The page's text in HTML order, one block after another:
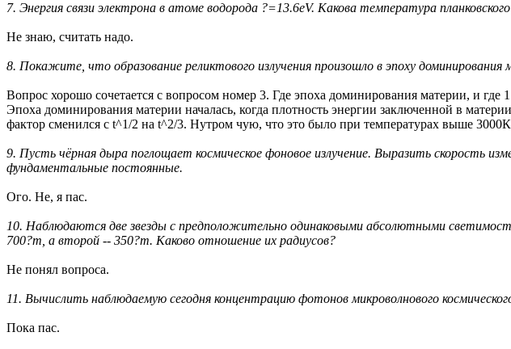
7. Энергия связи электрона в атоме водорода ?=13.6eV. Какова температура
Не знаю, считать надо.
8. Покажите, что образование реликтового излучения произошло в эпоху доминирования
Вопрос хорошо сочетается с вопросом номер 3. Где эпоха доминирования материи, и где
Эпоха доминирования материи началась, когда плотность энергии заключенной в
фактор сменился с t^1/2 на t^2/3. Нутром чую, что это было при температурах выше
9. Пусть чёрная дыра поглощает космическое фоновое излучение. Выразить скорость
фундаментальные постоянные.
Ого. Не, я пас.
10. Наблюдаются две звезды с предположительно одинаковыми абсолютными
700?m, а второй -- 350?m. Каково отношение их радиусов?
Не понял вопроса.
11. Вычислить наблюдаемую сегодня концентрацию фотонов микроволнового
Пока пас.